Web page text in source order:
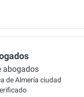
abogados
de Almería ciudad